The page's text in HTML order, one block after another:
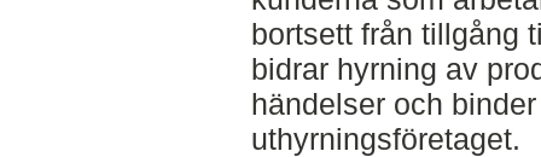
bortsett från tillgång
bidrar hyrning av
händelser och
uthyrningsföretaget.